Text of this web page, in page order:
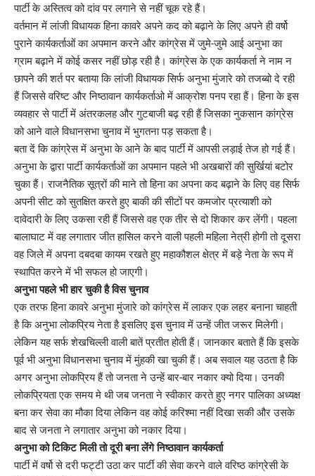
पार्टी के अस्तित्व को दांव पर लगाने से नहीं चूक रहे हैं।
वर्तमान में लांजी विधायक हिना कावरे अपने कद को बढ़ाने के लिए अपने ही वर्षो
पुराने कार्यकर्ताओं का अपमान करने और कांग्रेस में जुमे-जुमे आई अनुभा का
ग्राम बढ़ाने में कोई कसर नहीं छोड़ रही है। कांग्रेस के एक कार्यकर्ता ने नाम न
छापने की शर्त पर बताया कि लांजी विधायक सिर्फ अनुभा मुंजारे को तजब्बो दे रही
हैं जिससे वरिष्ट और निष्ठावान कार्यकर्ताओ में आक्रोश पनप रहा हैं। हिना के इस
व्यवहार से पार्टी में अंतरकलह और गुटबाजी बढ़ रही हैं जिसका नुकसान कांग्रेस
को आने वाले विधानसभा चुनाव में भुगतना पड़ सकता है।
बता दें कि कांग्रेस में अनुभा के आने के बाद पार्टी में आपसी लड़ाई तेज हो गई हैं।
अनुभा के द्वारा पार्टी कार्यकर्ताओं का अपमान पहले भी अखबारों की सुर्खियां बटोर
चुका हैं। राजनैतिक सूत्रों की माने तो हिना का अपना कद बढ़ाने के लिए वह सिर्फ
अपनी सीट को सुतक्षित करते हुए बाकी की सीटों पर कमजोर प्रत्याशी को
दावेदारी के लिए उकसा रही हैं जिससे वह एक तीर से दो शिकार कर लेंगी। पहला
बालाघाट में वह लगातार जीत हासिल करने वाली पहली महिला नेत्री होगी तो दूसरा
वह जिले में अपना दबदबा कायम रखते हुए महाकौशल क्षेत्र में बड़े नेता के रूप में
स्थापित करने में भी सफल हो जाएगी।
अनुभा पहले भी हार चुकी है विस चुनाव
एक तरफ हिना कावरे अनुभा मुंजारे को कांग्रेस में लाकर एक लहर बनाना चाहती
है कि अनुभा लोकप्रिय नेता है इसलिए इस चुनाव में उन्हें जीत जरूर मिलेगी।
लेकिन यह सर्फ शेखचिल्ली वाली बातें प्रतीत होती हैं। जानकार बताते हैं कि इसके
पूर्व भी अनुभा विधानसभा चुनाव में मुंहकी खा चुकी हैं। अब सवाल यह उठता है कि
अगर अनुभा लोकप्रिय हैं तो जनता ने उन्हें बार-बार नकार क्यो दिया। उनकी
लोकप्रियता एक समय मे थी जब जनता ने स्वीकार करते हुए नगर पालिका अध्यक्ष
बना कर सेवा का मौका दिया लेकिन वह कोई करिश्मा नहीं दिखा सकी और उसके
बाद से जनता ने लगातार अनुभा को नकार दिया।
अनुभा को टिकिट मिली तो दूरी बना लेंगे निष्ठावान कार्यकर्ता
पार्टी में वर्षो से दरी फट्टी उठा कर पार्टी की सेवा करने वाले वरिष्ठ कांग्रेसी के